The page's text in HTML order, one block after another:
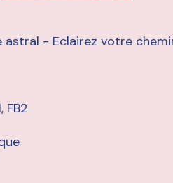
- Eclairez votre
FB2